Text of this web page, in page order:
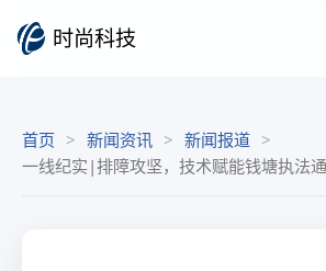
时尚科技
首页 新闻资讯
新闻报道
一线纪实|排障攻坚，技术赋能钱塘执法